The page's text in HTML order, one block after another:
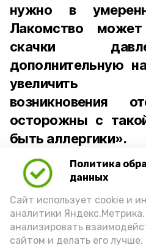
Политика
данных
Сайт использует cookie и
аналитики
анализировать
сайтом и делать его
нужно в
Лакомство может
скачки
дополнительную
увеличить
возникновения
осторожны с
быть аллергики».
Для взрослого
порцией икры
(2-3 ложки). При этом
внимание на хлеб, с
подаётся: лучше